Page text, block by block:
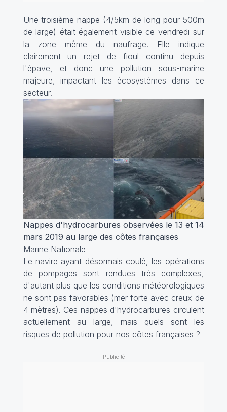
Une troisième nappe (4/5km de long pour 500m
de large) était également visible ce vendredi sur
la zone même du naufrage. Elle indique
clairement un rejet de fioul continu depuis
l'épave, et donc une pollution sous-marine
majeure, impactant les écosystèmes dans ce
secteur.
Nappes d'hydrocarbures observées le 13 et 14
mars 2019 au large des côtes françaises -
Marine Nationale
Le navire ayant désormais coulé, les opérations
de pompages sont rendues très complexes,
d'autant plus que les conditions météorologiques
ne sont pas favorables (mer forte avec creux de
4 mètres). Ces nappes d'hydrocarbures circulent
actuellement au large, mais quels sont les
risques de pollution pour nos côtes françaises ?